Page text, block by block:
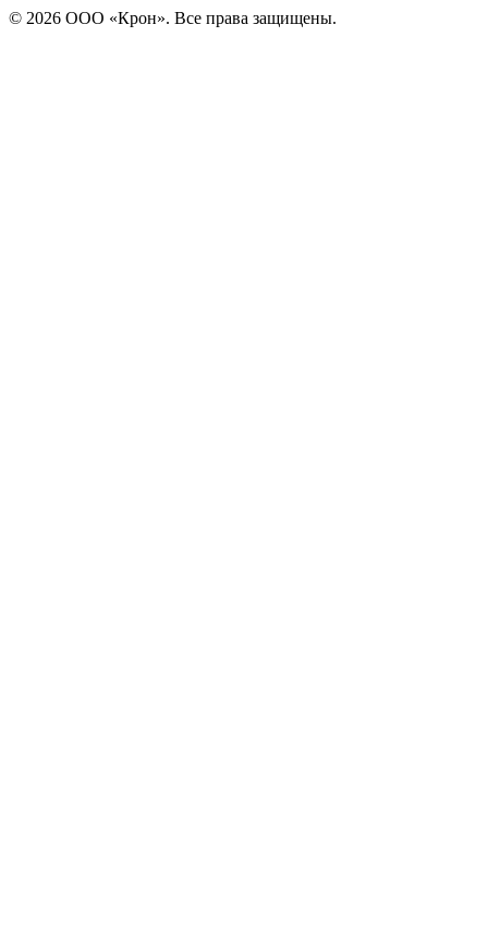
© 2026 ООО «Крон». Все права защищены.